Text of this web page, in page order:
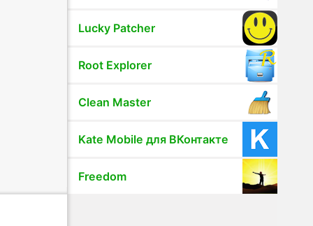
Lucky Patcher
Root Explorer
Clean Master
Kate Mobile для ВКонтакте
Freedom